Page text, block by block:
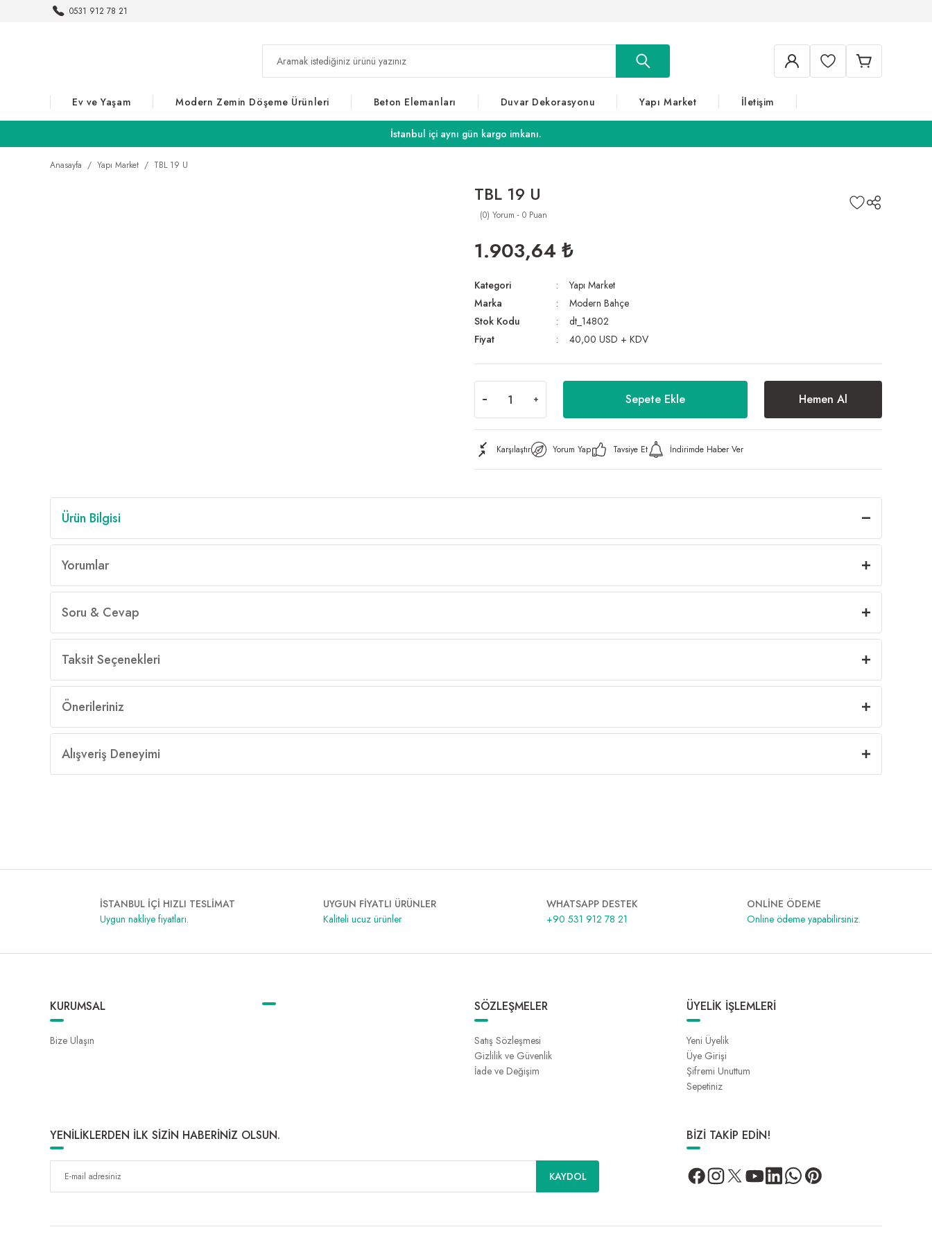
0531 912 78 21
Ev ve Yaşam Modern Zemin Döşeme Ürünleri Beton Elemanları Duvar Dekorasyonu Yapı Market İletişim
İstanbul içi aynı gün kargo imkanı.
Anasayfa Yapı Market TBL 19 U
TBL 19 U
(0) Yorum - 0 Puan
1.903,64 ₺
Kategori
Yapı Market
Marka
Modern Bahçe
Stok Kodu
dt_14802
Fiyat
40,00 USD + KDV
Sepete Ekle Hemen Al
Karşılaştır Yorum Yap Tavsiye Et İndirimde Haber Ver
Ürün Bilgisi
Yorumlar
Soru & Cevap
Taksit Seçenekleri
Önerileriniz
Alışveriş Deneyimi
İSTANBUL İÇİ HIZLI TESLİMAT
Uygun nakliye fiyatları.
UYGUN FİYATLI ÜRÜNLER
Kaliteli ucuz ürünler
WHATSAPP DESTEK
+90 531 912 78 21
ONLİNE ÖDEME
Online ödeme yapabilirsiniz.
KURUMSAL
Bize Ulaşın
SÖZLEŞMELER
Satış Sözleşmesi
Gizlilik ve Güvenlik
İade ve Değişim
ÜYELİK İŞLEMLERİ
Yeni Üyelik
Üye Girişi
Şifremi Unuttum
Sepetiniz
YENİLİKLERDEN İLK SİZİN HABERİNİZ OLSUN.
KAYDOL
BİZİ TAKİP EDİN!